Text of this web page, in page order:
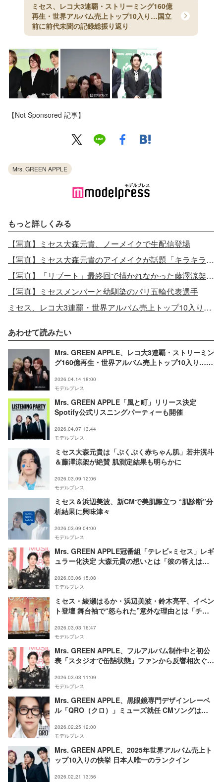
ミセス、レコ大3連覇・ストリーミング160億
再生・世界アルバム売上トップ10入り…国立
前に前代未聞の記録総振り返り
【Not Sponsored 記事】
Mrs. GREEN APPLE
もっと詳しくみる
【写真】ミセス大森元貴、ノーメイクで生配信登場
【写真】ミセス大森元貴のアイメイクが話題「キラキラで素敵」「どこのか気になる」
【写真】「リブート」最終回で描かれなかった藤澤涼架のその後
【写真】ミセスメンバーと幼馴染のパリ五輪代表選手
ミセス、レコ大3連覇・世界アルバム売上トップ10入り…国立前に前代未聞の記録総振り返り
あわせて読みたい
Mrs. GREEN APPLE、レコ大3連覇・ストリーミン
グ160億再生・世界アルバム売上トップ10入り…国
2026.04.14 18:00
モデルプレス
Mrs. GREEN APPLE「風と町」リリース決定
Spotify公式リスニングパーティーも開催
2026.04.07 13:44
モデルプレス
ミセス大森元貴は「ぷくぷく赤ちゃん肌」若井滉斗
＆藤澤涼架が絶賛 肌測定結果も明らかに
2026.03.09 12:06
モデルプレス
ミセス＆浜辺美波、新CMで美肌際立つ “肌診断”分
析結果に興味津々
2026.03.09 04:00
モデルプレス
Mrs. GREEN APPLE冠番組「テレビ×ミセス」レギ
ュラー化決定 大森元貴の想いとは「彼の答えは非
2026.03.06 15:08
モデルプレス
ミセス・綾瀬はるか・浜辺美波・鈴木亮平、イベン
ト登壇 舞台袖で“怒られた”意外な理由とは「チー
2026.03.03 16:47
モデルプレス
Mrs. GREEN APPLE、フルアルバム制作中と初公
表「スタジオで缶詰状態」ファンから反響相次ぐ
2026.03.03 11:09
モデルプレス
Mrs. GREEN APPLE、黒眼鏡専門デザインレーベ
ル「QRO（クロ）」ミューズ就任 CMソングは
2026.02.25 12:00
モデルプレス
Mrs. GREEN APPLE、2025年世界アルバム売上ト
ップ10入りの快挙 日本人唯一のランクイン
2026.02.21 13:56